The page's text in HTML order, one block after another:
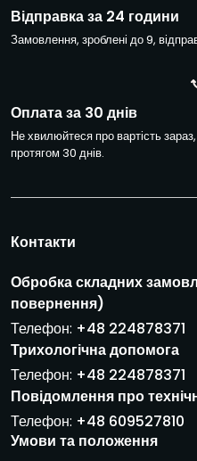
н
н
ш
т
а
*
Е
е
к
т
р
о
н
н
а
п
о
ш
т
а
Відправка за 24 години
Замовлення, зроблені до 9,
Оплата за 30 днів
Не хвилюйтеся про вартість
протягом 30 днів.
Контакти
Обробка складних
повернення)
Телефон: +48 224878371
Трихологічна допомога
Телефон: +48 224878371
Повідомлення про
Телефон: +48 609527810
Умови та положення